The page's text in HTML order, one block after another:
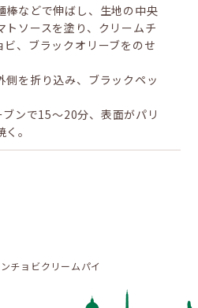
などで伸ばし、生地の中央
トソースを塗り、クリームチ
ビ、ブラックオリーブをのせ
を折り込み、ブラックペッ
ンで15〜20分、表面がパリ
。
チョビクリームパイ